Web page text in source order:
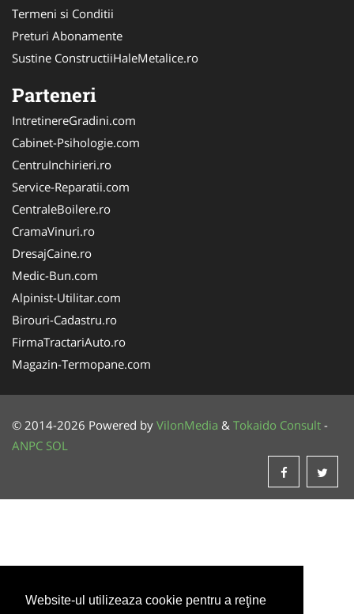
Website-ul utilizeaza cookie pentru a reţine
Termeni si Conditii
Preturi Abonamente
Sustine ConstructiiHaleMetalice.ro
Parteneri
IntretinereGradini.com
Cabinet-Psihologie.com
CentruInchirieri.ro
Service-Reparatii.com
CentraleBoilere.ro
CramaVinuri.ro
DresajCaine.ro
Medic-Bun.com
Alpinist-Utilitar.com
Birouri-Cadastru.ro
FirmaTractariAuto.ro
Magazin-Termopane.com
© 2014-2026 Powered by VilonMedia & Tokaido Consult -
ANPC SOL